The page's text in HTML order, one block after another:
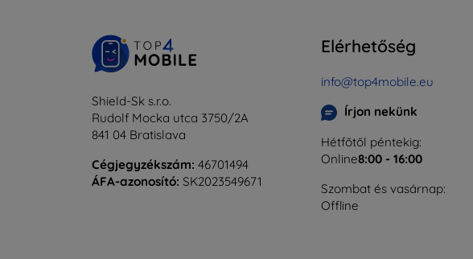
Shield-Sk s.r.o.
Rudolf Mocka utca 3750/2A
841 04 Bratislava
Cégjegyzékszám: 46701494
ÁFA-azonosító: SK2023549671
Elérhetőség
info@top4mobile.eu
Írjon nekünk
Hétfőtől péntekig:
Online8:00 - 16:00
Szombat és vasárnap:
Offline